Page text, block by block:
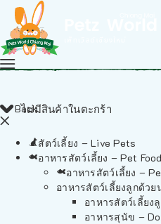
ไม่มีสินค้าในตะกร้า
Back
สัตว์เลี้ยง – Live Pets
อาหารสัตว์เลี้ยง – Pet Food
อาหารสัตว์เลี้ยง –
อาหารสัตว์เลี้ยงลูกด้วย
อาหารสัตว์เลี้ยง
อาหารสุนัข –